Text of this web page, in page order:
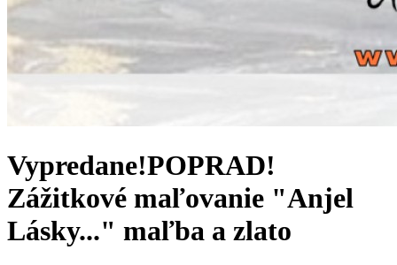
Vypredane!POPRAD!
Zážitkové maľovanie "Anjel
Lásky..." maľba a zlato